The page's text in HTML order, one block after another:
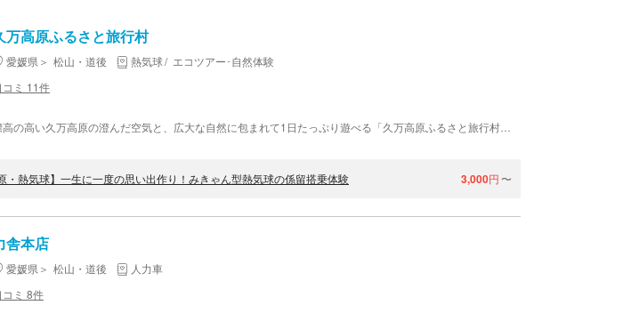
万高原ふるさと旅行村
愛媛県 松山・道後 熱気球
エコツアー･自然体験
コミ 11件
・熱気球】一生に一度の思い出作り！みきゃん型熱気球の係留搭乗体験 3,000円 〜
舎本店
愛媛県 松山・道後
人力車
コミ 8件